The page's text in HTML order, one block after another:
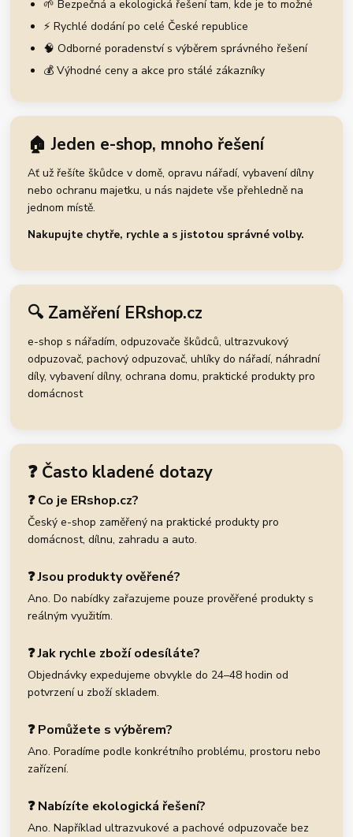
🌱 Bezpečná a ekologická řešení tam, kde je to možné
⚡ Rychlé dodání po celé České republice
🧠 Odborné poradenství s výběrem správného řešení
💰 Výhodné ceny a akce pro stálé zákazníky
🏠 Jeden e-shop, mnoho řešení
Ať už řešíte škůdce v domě, opravu nářadí, vybavení dílny
nebo ochranu majetku, u nás najdete vše přehledně na
jednom místě.
Nakupujte chytře, rychle a s jistotou správné volby.
🔍 Zaměření ERshop.cz
e-shop s nářadím, odpuzovače škůdců, ultrazvukový
odpuzovač, pachový odpuzovač, uhlíky do nářadí, náhradní
díly, vybavení dílny, ochrana domu, praktické produkty pro
domácnost
❓ Často kladené dotazy
❓ Co je ERshop.cz?
Český e-shop zaměřený na praktické produkty pro
domácnost, dílnu, zahradu a auto.
❓ Jsou produkty ověřené?
Ano. Do nabídky zařazujeme pouze prověřené produkty s
reálným využitím.
❓ Jak rychle zboží odesíláte?
Objednávky expedujeme obvykle do 24–48 hodin od
potvrzení u zboží skladem.
❓ Pomůžete s výběrem?
Ano. Poradíme podle konkrétního problému, prostoru nebo
zařízení.
❓ Nabízíte ekologická řešení?
Ano. Například ultrazvukové a pachové odpuzovače bez